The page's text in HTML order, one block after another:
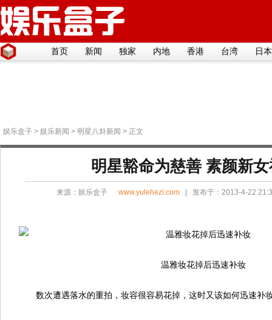
首页 新闻 独家 内地 香港 台湾 日本
娱乐盒子 > 娱乐新闻 > 明星八卦新闻 > 正文
明星豁命为慈善 素颜新
来源： 娱乐盒子 www.yulehezi.com| 发布于：2013-4-22
温雅妆花掉后迅速补妆
数次遭遇落水的重拍，妆容很容易花掉，这时又该如何迅速补